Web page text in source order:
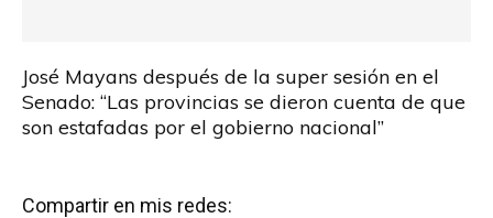
José Mayans después de la super sesión en el
Senado: “Las provincias se dieron cuenta de que
son estafadas por el gobierno nacional”
Compartir en mis redes: